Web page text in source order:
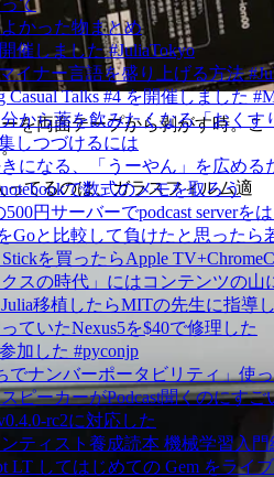
て
かった物まとめ
催しました #JuliaTokyo
イナー言語を盛り上げる方法
Casual Talks #4 を開催しました
から薬を飲みたくなる「おくす
しつづけるには
になる、「うーやん」を広める
で数式のメモを取ろう
円サーバーでpodcast serverを
をGoと比較して負けたと思った
を買ったらApple
クスの時代」にはコンテンツの
Julia移植したらMITの先生に指導
ていたNexus5を$40で修理した
加した #pyconjp
でナンバーポータビリティ」使
ピーカーがPodcast聞くのにすご
rc2に対応した
ンティスト養成読本 機械学習入
LT してはじめての Gem をライ
を両面テープから剥がす時。こ
てるのは、ガラスフィルム適